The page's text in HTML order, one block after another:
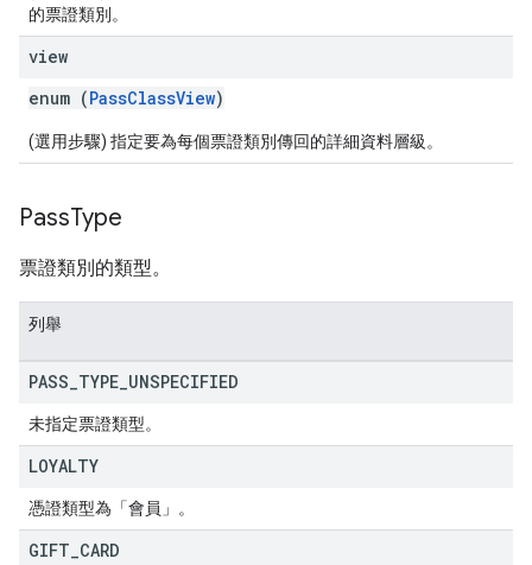
的票證類別。
view
enum (PassClassView)
(選用步驟) 指定要為每個票證類別傳回的詳細資料層級。
PassType
票證類別的類型。
列舉
PASS TYPE UNSPECIFIED
未指定票證類型。
LOYALTY
憑證類型為「會員」。
GIFT CARD